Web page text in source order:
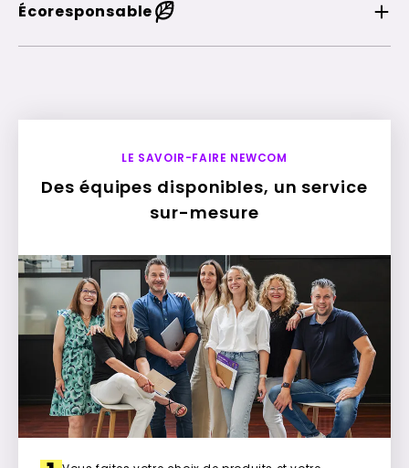
Écoresponsable
LE SAVOIR-FAIRE NEWCOM
Des équipes disponibles, un service
sur-mesure